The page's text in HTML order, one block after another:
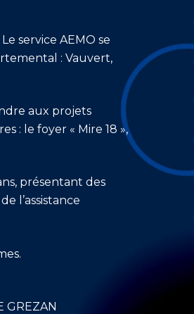
service AEMO se
: Vauvert,
aux projets
: le foyer « Mire 18 »,
présentant des
l’assistance
GREZAN